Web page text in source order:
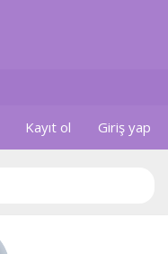
Kayıt ol Giriş yap